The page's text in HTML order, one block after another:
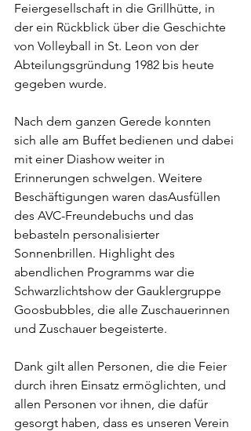
Feiergesellschaft in die Grillhütte, in
der ein Rückblick über die Geschichte
von Volleyball in St. Leon von der
Abteilungsgründung 1982 bis heute
gegeben wurde.
Nach dem ganzen Gerede konnten
sich alle am Buffet bedienen und dabei
mit einer Diashow weiter in
Erinnerungen schwelgen. Weitere
Beschäftigungen waren dasAusfüllen
des AVC-Freundebuchs und das
bebasteln personalisierter
Sonnenbrillen. Highlight des
abendlichen Programms war die
Schwarzlichtshow der Gauklergruppe
Goosbubbles, die alle Zuschauerinnen
und Zuschauer begeisterte.
Dank gilt allen Personen, die die Feier
durch ihren Einsatz ermöglichten, und
allen Personen vor ihnen, die dafür
gesorgt haben, dass es unseren Verein